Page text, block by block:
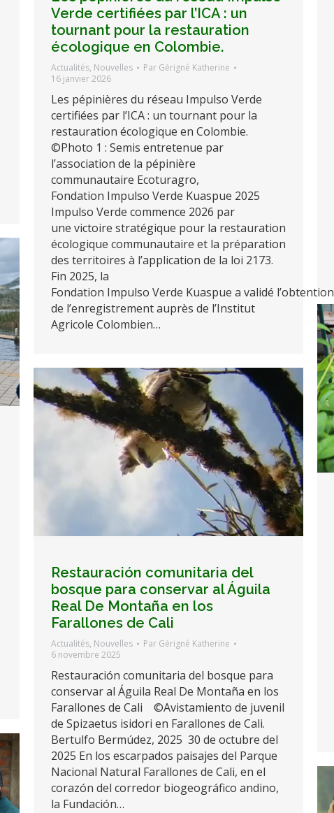
Verde certifiées par l’ICA : un
tournant pour la restauration
écologique en Colombie.
Actualités, Nouvelles Par Gérigné Katherine
16 janvier 2026
Les pépinières du réseau Impulso Verde
certifiées par l’ICA : un tournant pour la
restauration écologique en Colombie.
©Photo 1 : Semis entretenue par
l’association de la pépinière
communautaire Ecoturagro,
Fondation Impulso Verde Kuaspue 2025
Impulso Verde commence 2026 par
une victoire stratégique pour la restauration
écologique communautaire et la préparation
des territoires à l’application de la loi 2173.
Fin 2025, la
Fondation Impulso Verde Kuaspue a validé l’obtention
de l’enregistrement auprès de l’Institut
Agricole Colombien…
Restauración comunitaria del
bosque para conservar al Águila
Real De Montaña en los
Farallones de Cali
Actualités, Nouvelles Par Gérigné Katherine
6 novembre 2025
Restauración comunitaria del bosque para
conservar al Águila Real De Montaña en los
Farallones de Cali ©Avistamiento de juvenil
de Spizaetus isidori en Farallones de Cali.
Bertulfo Bermúdez, 2025 30 de octubre del
2025 En los escarpados paisajes del Parque
Nacional Natural Farallones de Cali, en el
corazón del corredor biogeográfico andino,
la Fundación…